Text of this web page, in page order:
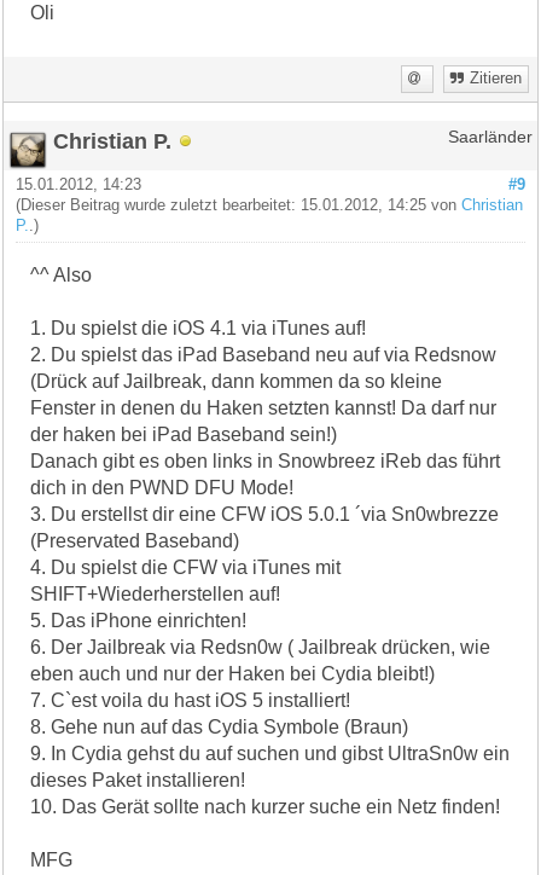
Oli
Zitieren
Christian P. Saarländer
#9
15.01.2012, 14:23
(Dieser Beitrag wurde zuletzt bearbeitet: 15.01.2012, 14:25 vonChristian
P. .)
^^ Also
1. Du spielst die iOS 4.1 via iTunes auf!
2. Du spielst das iPad Baseband neu auf via Redsnow
(Drück auf Jailbreak, dann kommen da so kleine
Fenster in denen du Haken setzten kannst! Da darf nur
der haken bei iPad Baseband sein!)
Danach gibt es oben links in Snowbreez iReb das führt
dich in den PWND DFU Mode!
3. Du erstellst dir eine CFW iOS 5.0.1 ´via Sn0wbrezze
(Preservated Baseband)
4. Du spielst die CFW via iTunes mit
SHIFT+Wiederherstellen auf!
5. Das iPhone einrichten!
6. Der Jailbreak via Redsn0w ( Jailbreak drücken, wie
eben auch und nur der Haken bei Cydia bleibt!)
7. C`est voila du hast iOS 5 installiert!
8. Gehe nun auf das Cydia Symbole (Braun)
9. In Cydia gehst du auf suchen und gibst UltraSn0w ein
dieses Paket installieren!
10. Das Gerät sollte nach kurzer suche ein Netz finden!
MFG